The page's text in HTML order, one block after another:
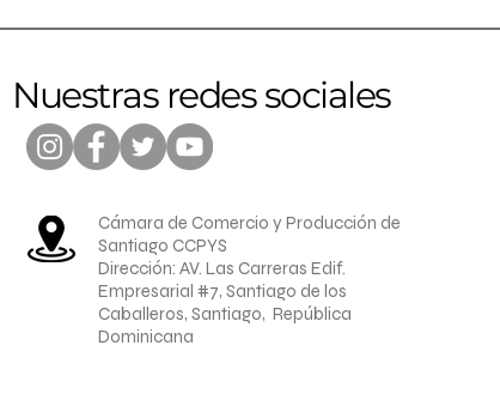
Nuestras redes sociales
Cámara de Comercio y Producción de
Santiago CCPYS
Dirección: AV. Las Carreras Edif.
Empresarial #7, Santiago de los
Caballeros, Santiago, República
Dominicana